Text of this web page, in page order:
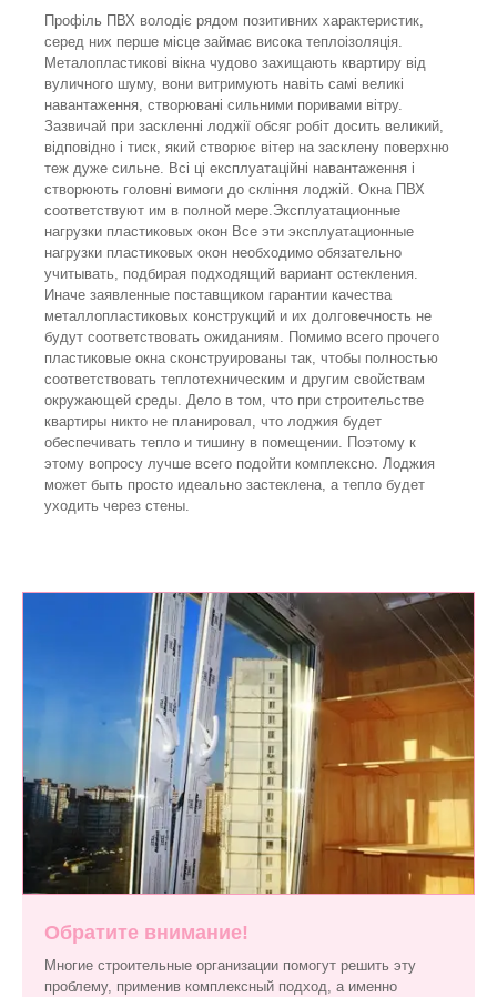
Профіль ПВХ володіє рядом позитивних характеристик,
серед них перше місце займає висока теплоізоляція.
Металопластикові вікна чудово захищають квартиру від
вуличного шуму, вони витримують навіть самі великі
навантаження, створювані сильними поривами вітру.
Зазвичай при заскленні лоджії обсяг робіт досить великий,
відповідно і тиск, який створює вітер на засклену поверхню
теж дуже сильне. Всі ці експлуатаційні навантаження і
створюють головні вимоги до скління лоджій. Окна ПВХ
соответствуют им в полной мере.Эксплуатационные
нагрузки пластиковых окон Все эти эксплуатационные
нагрузки пластиковых окон необходимо обязательно
учитывать, подбирая подходящий вариант остекления.
Иначе заявленные поставщиком гарантии качества
металлопластиковых конструкций и их долговечность не
будут соответствовать ожиданиям. Помимо всего прочего
пластиковые окна сконструированы так, чтобы полностью
соответствовать теплотехническим и другим свойствам
окружающей среды. Дело в том, что при строительстве
квартиры никто не планировал, что лоджия будет
обеспечивать тепло и тишину в помещении. Поэтому к
этому вопросу лучше всего подойти комплексно. Лоджия
может быть просто идеально застеклена, а тепло будет
уходить через стены.
Обратите внимание!
Многие строительные организации помогут решить эту
проблему, применив комплексный подход, а именно